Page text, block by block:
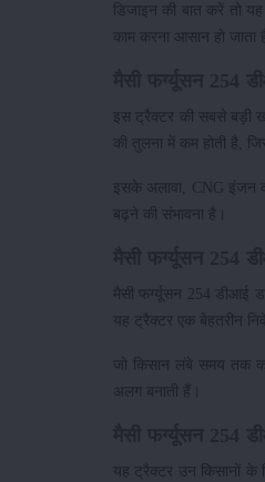
डिजाइन की बात करें तो
काम करना आसान हो जाता
इस ट्रैक्टर की सबसे बड़ी
की तुलना में कम होती है,
इसके अलावा, CNG इंजन
बढ़ने की संभावना है।
मैसी फर्ग्यूसन 254 डीआई
यह ट्रैक्टर एक बेहतरीन
जो किसान लंबे समय तक
अलग बनाती हैं।
यह ट्रैक्टर उन किसानों